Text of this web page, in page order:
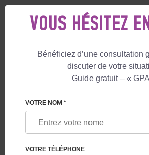
+33 805 081 801
PROCÉDURE ICSI :
ET POSSIBILITÉS
VOUS HÉSITEZ
Bénéficiez d’une consultation
discuter de votre
Guide gratuit – «
VOTRE NOM *
VOTRE TÉLÉPHONE